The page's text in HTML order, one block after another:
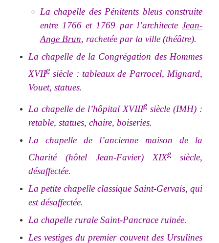
La chapelle des Pénitents bleus construite
entre 1766 et 1769 par l’architecteJean-
Ange Brun, rachetée par la ville (théâtre).
La chapelle de la Congrégation des Hommes
XVIIesiècle : tableaux de Parrocel, Mignard,
Vouet, statues.
La chapelle de l’hôpital XVIIIe siècle (IMH) :
retable, statues, chaire, boiseries.
La chapelle de l’ancienne maison de la
Charité (hôtel Jean-Favier) XIXe siècle,
désaffectée.
La petite chapelle classique Saint-Gervais, qui
est désaffectée.
La chapelle rurale Saint-Pancrace ruinée.
Les vestiges du premier couvent des Ursulines